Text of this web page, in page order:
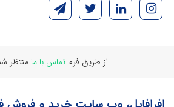
از طریق فرمتماس با ما منتظر